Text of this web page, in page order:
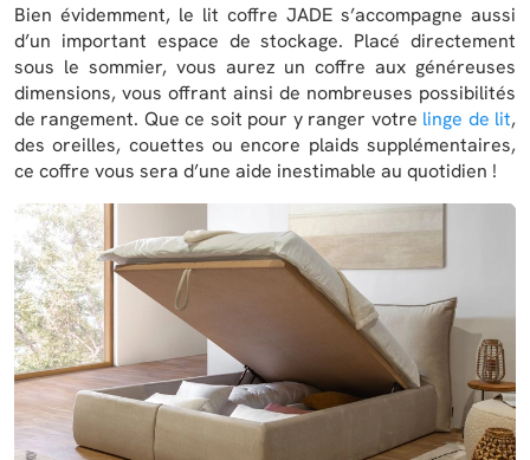
Bien évidemment, le lit coffre JADE s’accompagne aussi
d’un important espace de stockage. Placé directement
sous le sommier, vous aurez un coffre aux généreuses
dimensions, vous offrant ainsi de nombreuses possibilités
de rangement. Que ce soit pour y ranger votre linge de lit,
des oreilles, couettes ou encore plaids supplémentaires,
ce coffre vous sera d’une aide inestimable au quotidien !